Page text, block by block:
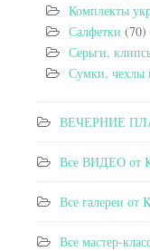
Комплекты
Салфетки (70)
Серьги,
Сумки, чехлы
ВЕЧЕРНИЕ
Все ВИДЕО от
Все галереи от
Все мастер-